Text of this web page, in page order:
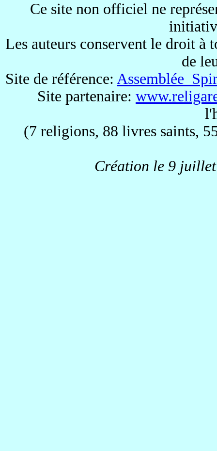
Ce site non officiel ne
Les auteurs conservent le droit
de
Site de référence: Assemblée
Site partenaire:
(7 religions, 88 livres saints,
Création le 9